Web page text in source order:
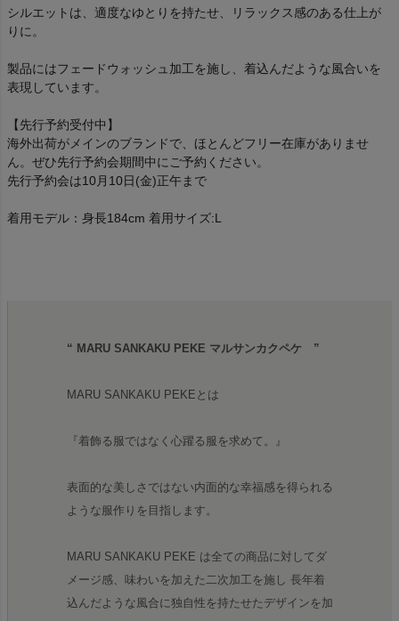
シルエットは、適度なゆとりを持たせ、リラックス感のある仕上が
りに。
製品にはフェードウォッシュ加工を施し、着込んだような風合いを
表現しています。
【先行予約受付中】
海外出荷がメインのブランドで、ほとんどフリー在庫がありませ
ん。ぜひ先行予約会期間中にご予約ください。
先行予約会は10月10日(金)正午まで
着用モデル：身長184cm 着用サイズ:L
“ MARU SANKAKU PEKE マルサンカクペケ ”
MARU SANKAKU PEKEとは
『着飾る服ではなく心躍る服を求めて。』
表面的な美しさではない内面的な幸福感を得られる
ような服作りを目指します。
MARU SANKAKU PEKE は全ての商品に対してダ
メージ感、味わいを加えた二次加工を施し 長年着
込んだような風合に独自性を持たせたデザインを加